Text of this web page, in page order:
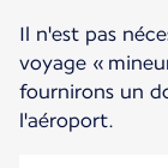
Il n'est pas
voyage «
fournirons un
l'aéroport.